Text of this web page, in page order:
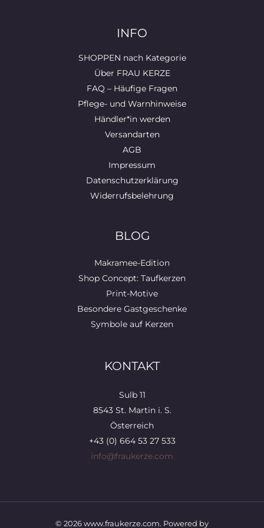
INFO
SHOPPEN nach Kategorie
Über FRAU KERZE
FAQ – Häufige Fragen
Pflege- und Warnhinweise
Händler*in werden
Versandarten
AGB
Impressum
Datenschutzerklärung
Widerrufsbelehrung
BLOG
Makramee-Edition
Shop Concept: Taufkerzen
Print-Motive
Besondere Gastgeschenke
Symbole auf Kerzen
KONTAKT
Sulb 11
8543 St. Martin i. S.
Österreich
+43 (0) 664 53 27 533
info@fraukerze.com
© 2026 www.fraukerze.com. Powered by